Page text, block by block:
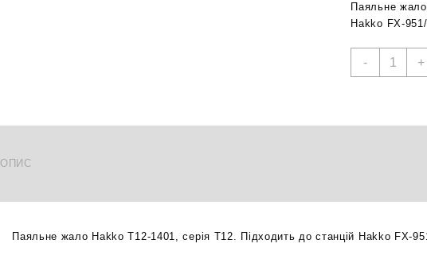
Паяльне
Hakko FX-
-
Hakko
жало
+
ОПИС
Паяльне жало Hakko T12-1401, серія T12. Підходить до станцій Hakko FX-